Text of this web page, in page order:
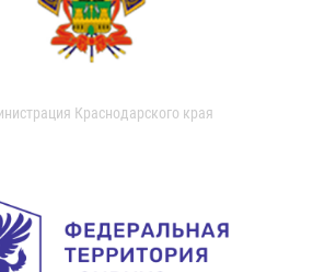
Краснодарского края